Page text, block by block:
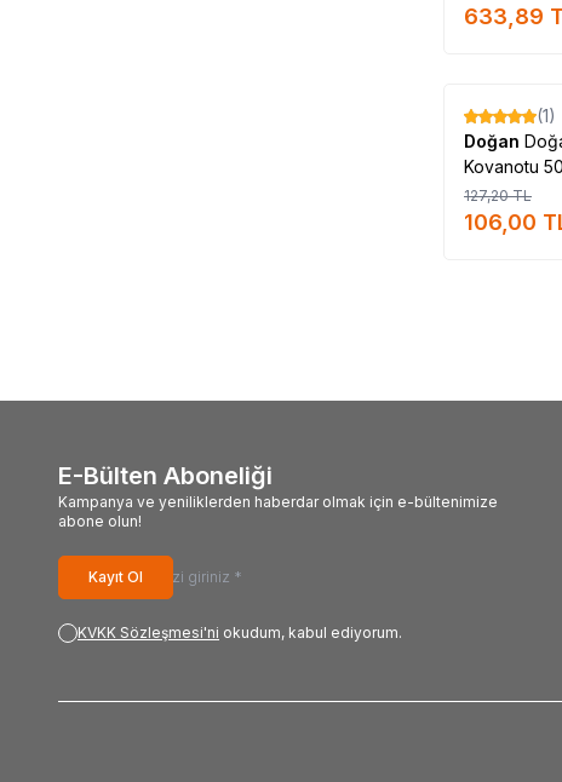
633,89
%17
(1)
Doğan
Kovanotu
127,20TL
106,00
E-Bülten Aboneliği
Kampanya ve yeniliklerden haberdar olmak için e-bültenimize
abone olun!
Kayıt Ol
KVKK Sözleşmesi'ni okudum, kabul ediyorum.